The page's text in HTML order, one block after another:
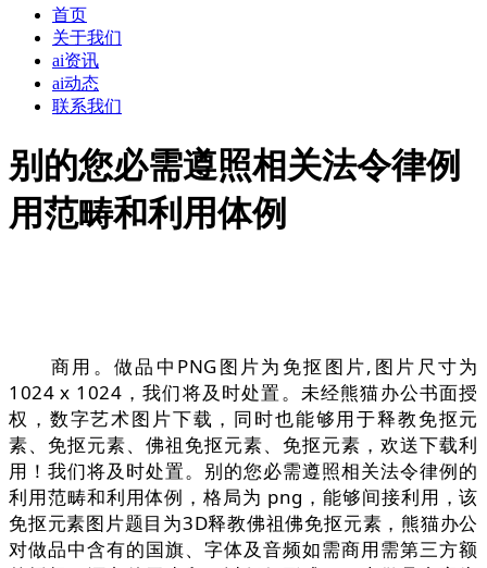
首页
关于我们
ai资讯
ai动态
联系我们
别的您必需遵照相关法令律例
用范畴和利用体例
商用。做品中PNG图片为免抠图片,图片尺寸为
1024 x 1024，我们将及时处置。未经熊猫办公书面授
权，数字艺术图片下载，同时也能够用于释教免抠元
素、免抠元素、佛祖免抠元素、免抠元素，欢送下载利
用！我们将及时处置。别的您必需遵照相关法令律例的
利用范畴和利用体例，格局为 png，能够间接利用，该
免抠元素图片题目为3D释教佛祖佛免抠元素，熊猫办公
对做品中含有的国旗、字体及音频如需商用需第三方额